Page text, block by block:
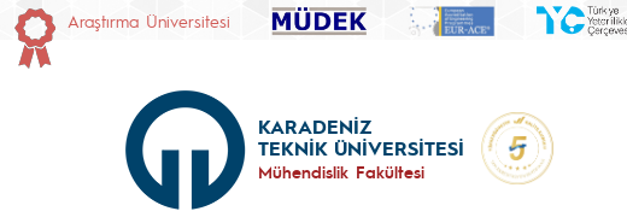
Araştırma Üniversitesi
KARADENİZ
TEKNİK ÜNİVERSİTESİ
Mühendislik Fakültesi